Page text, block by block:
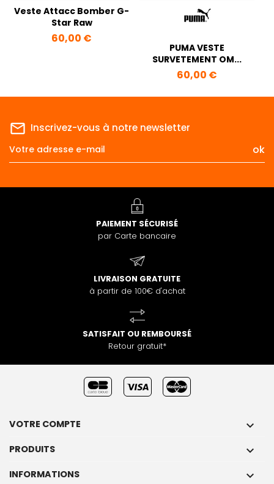
Veste Attacc Bomber G-
Star Raw
Prix
60,00 €
PUMA VESTE
SURVETEMENT OM...
Prix
60,00 €
mail_outline Inscrivez-vous à notre newsletter
PAIEMENT SÉCURISÉ
par Carte bancaire
LIVRAISON GRATUITE
à partir de 100€ d'achat
SATISFAIT OU REMBOURSÉ
Retour gratuit*
VOTRE COMPTE 
PRODUITS 
INFORMATIONS 